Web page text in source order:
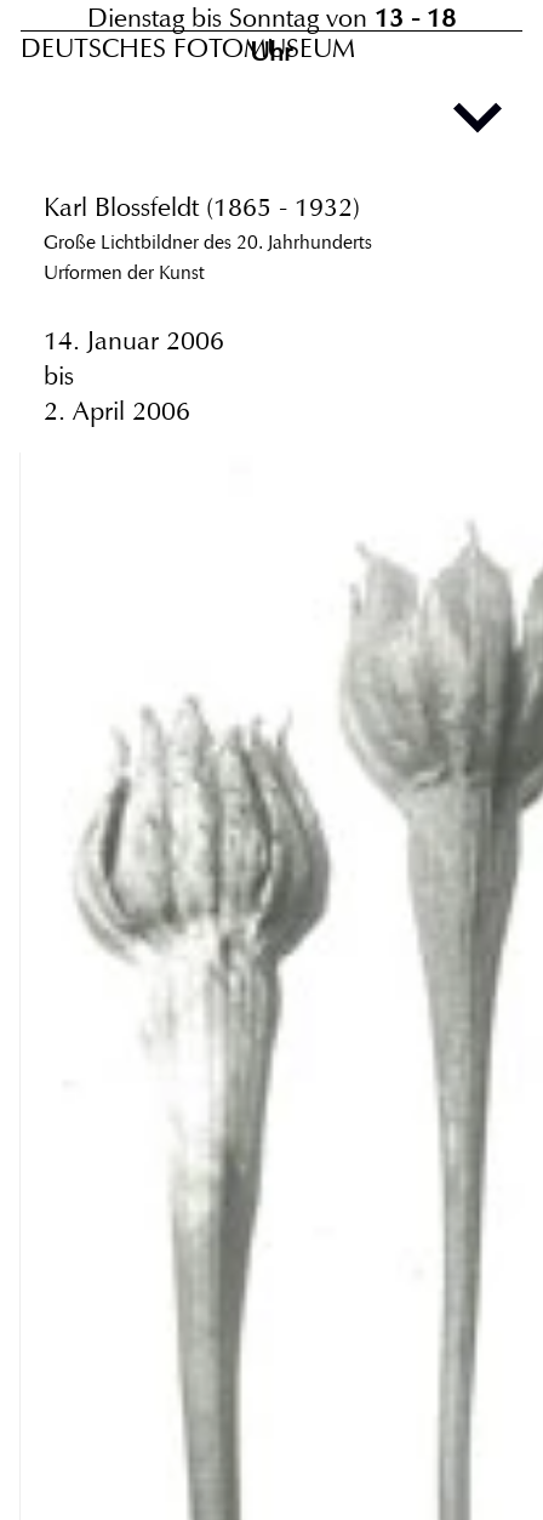
DEUTSCHES FOTOMUSEUM
Dienstag bis Sonntag von 13 - 18
Uhr
Karl Blossfeldt (1865 - 1932)
Große Lichtbildner des 20. Jahrhunderts
Urformen der Kunst
14. Januar 2006
2. April 2006
bis